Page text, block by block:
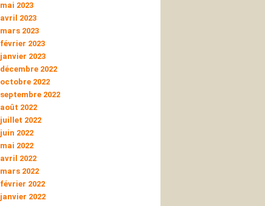
mai 2023
avril 2023
mars 2023
février 2023
janvier 2023
décembre 2022
octobre 2022
septembre 2022
août 2022
juillet 2022
juin 2022
mai 2022
avril 2022
mars 2022
février 2022
janvier 2022